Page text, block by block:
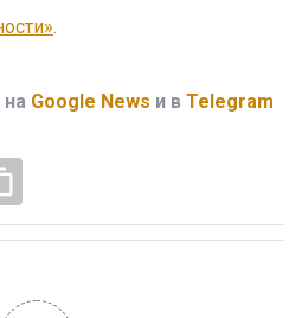
.
Google News и в Telegram